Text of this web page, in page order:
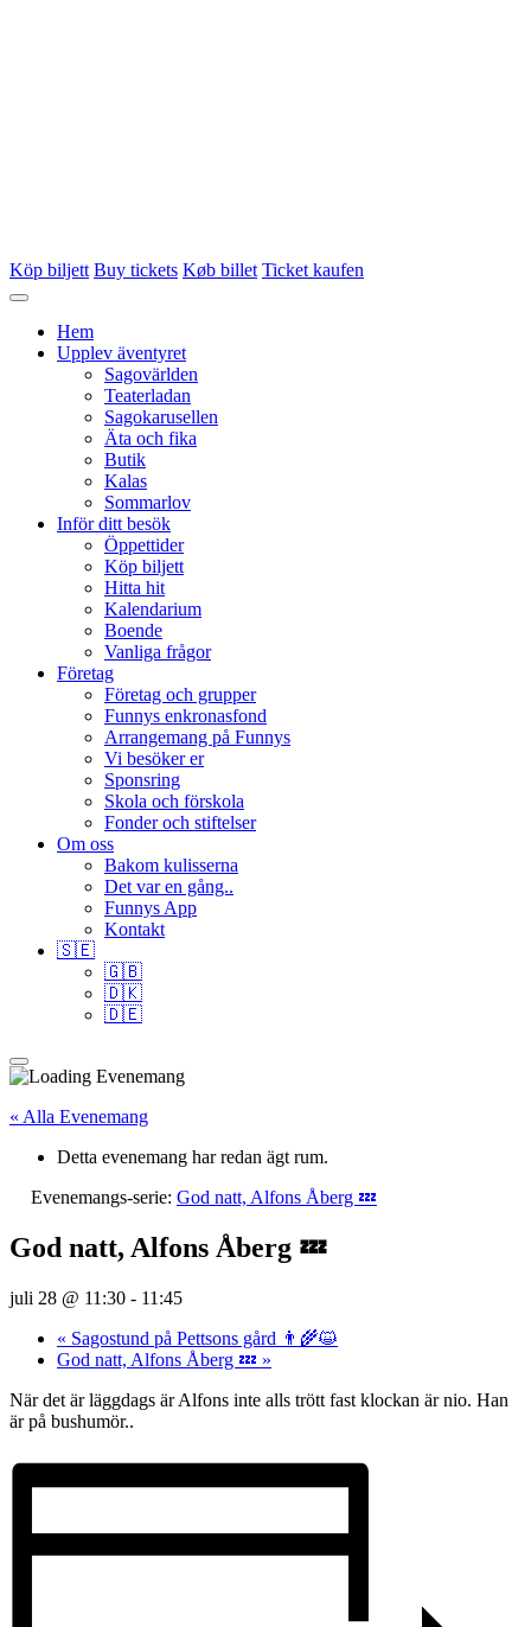
Köp biljett Buy tickets Køb billet Ticket kaufen
Hem
Upplev äventyret
Sagovärlden
Teaterladan
Sagokarusellen
Äta och fika
Butik
Kalas
Sommarlov
Inför ditt besök
Öppettider
Köp biljett
Hitta hit
Kalendarium
Boende
Vanliga frågor
Företag
Företag och grupper
Funnys enkronasfond
Arrangemang på Funnys
Vi besöker er
Sponsring
Skola och förskola
Fonder och stiftelser
Om oss
Bakom kulisserna
Det var en gång..
Funnys App
Kontakt
🇸🇪
🇬🇧
🇩🇰
🇩🇪
« Alla Evenemang
Detta evenemang har redan ägt rum.
Evenemangs-serie: God natt, Alfons Åberg 💤
God natt, Alfons Åberg 💤
juli 28 @ 11:30 - 11:45
« Sagostund på Pettsons gård 👨‍🌾😺
God natt, Alfons Åberg 💤 »
När det är läggdags är Alfons inte alls trött fast klockan är nio. Han
är på bushumör..